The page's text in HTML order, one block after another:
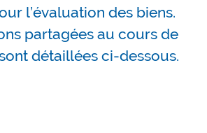
l’évaluation des biens.
partagées au cours de
détaillées ci-dessous.